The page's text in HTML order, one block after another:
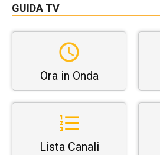
GUIDA TV
Ora in Onda
Lista Canali